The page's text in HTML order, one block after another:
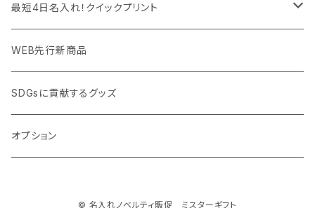
PC周辺グッズ
測定・測量用品
加湿器・オゾン発生器
ウイルス対策消耗品
ウイルス対策備品
ボトル・タンブラー
ポーチ・巾着
タオル・ブランケット
その他雑貨品
ご当地グッズ・オリジナルお土産品
フルカラー印刷ノベルティ
予算消化・備品におすすめグッズ
展示会・説明会ノベルティ
最短4日名入れ！クイックプリント
クイック印刷対応トートバッグ・エコバッグ
クイック印刷対応ポーチ・巾着
クイック印刷対応ボトル
WEB先行新商品
SDGsに貢献するグッズ
オプション
© 名入れノベルティ販促 ミスターギフト